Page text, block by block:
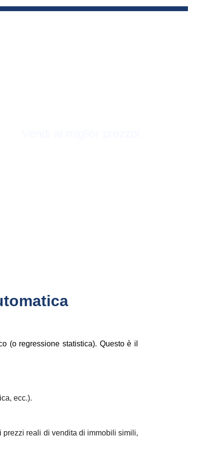
(o regressione statistica). Questo è il
ecc.).
prezzi reali di vendita di immobili simili,